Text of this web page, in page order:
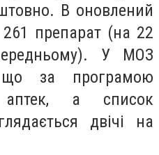
В оновлений
261 препарат (на 22
У МОЗ
за програмою
а список
двічі на